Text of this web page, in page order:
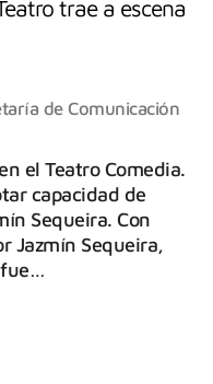
trae a escena
de Comunicación
el Teatro Comedia.
capacidad de
Sequeira. Con
Jazmín Sequeira,
fue…